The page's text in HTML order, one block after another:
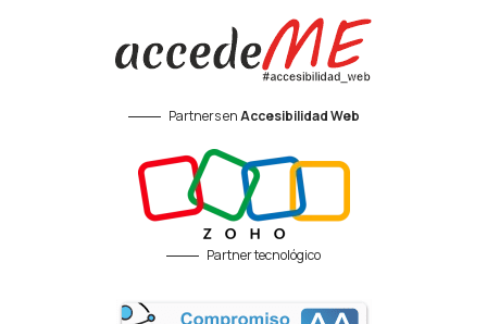
Partners enAccesibilidad Web
Partner tecnológico